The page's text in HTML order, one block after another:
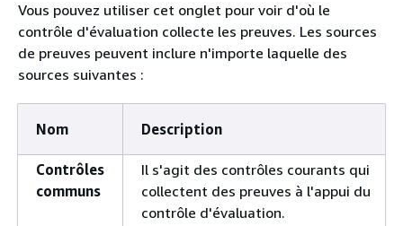
Vous pouvez utiliser cet onglet pour voir d'où le
contrôle d'évaluation collecte les preuves. Les sources
de preuves peuvent inclure n'importe laquelle des
sources suivantes :
Nom Description
Contrôles
communs
Il s'agit des contrôles courants qui
collectent des preuves à l'appui du
contrôle d'évaluation.